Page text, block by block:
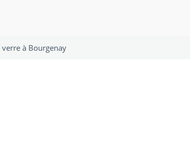
à Bourgenay